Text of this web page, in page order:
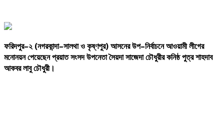
ফরিদপুর–২(নগরকান্দা–সালথাওকৃষ্ণপুর)আসনেরউপ–নির্বাচনেআওয়ামীলীগের
মনোনয়নপেয়েছেনপ্রয়াতসংসদউপনেতাসৈয়দাসাজেদাচৌধুরীরকনিষ্ঠপুত্রশাহদাব
আকবরলাবুচৌধুরী।